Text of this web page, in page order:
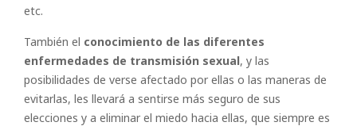
etc.
También el conocimiento de las diferentes
enfermedades de transmisión sexual, y las
posibilidades de verse afectado por ellas o las maneras de
evitarlas, les llevará a sentirse más seguro de sus
elecciones y a eliminar el miedo hacia ellas, que siempre es